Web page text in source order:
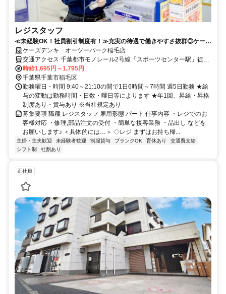
レジスタッフ
≪未経験OK！社員割引制度有！≫充実の待遇で働きやすさ抜群◎ケーズ
デンキでのレジスタッフ募集
ケーズデンキ オーツーパーク稲毛店
交通アクセス 千葉都市モノレール2号線「スポーツセンター駅」徒歩
13分
時給1,695円～1,795円
千葉県千葉市稲毛区
勤務曜日・時間 9:40～21:10の間で1日6時間～7時間 週5日勤務 ★給
与の変動は勤務時間・日数・曜日等によります ★年1回、昇給・昇格
制度あり・賞与あり ※当社規定あり
募集要項 職種 レジスタッフ 雇用形態 パート 仕事内容 ・レジでのお
客様対応 ・修理,部品注文の受付 ・簡単な接客業務 ・品出し などを
お願いします♪ ＜具体的には…＞ ◇レジ まずはお持ち帰...
主婦・主夫歓迎 未経験者歓迎 制服貸与 ブランクOK 育休あり
交通費支給
シフト制
社割あり
正社員